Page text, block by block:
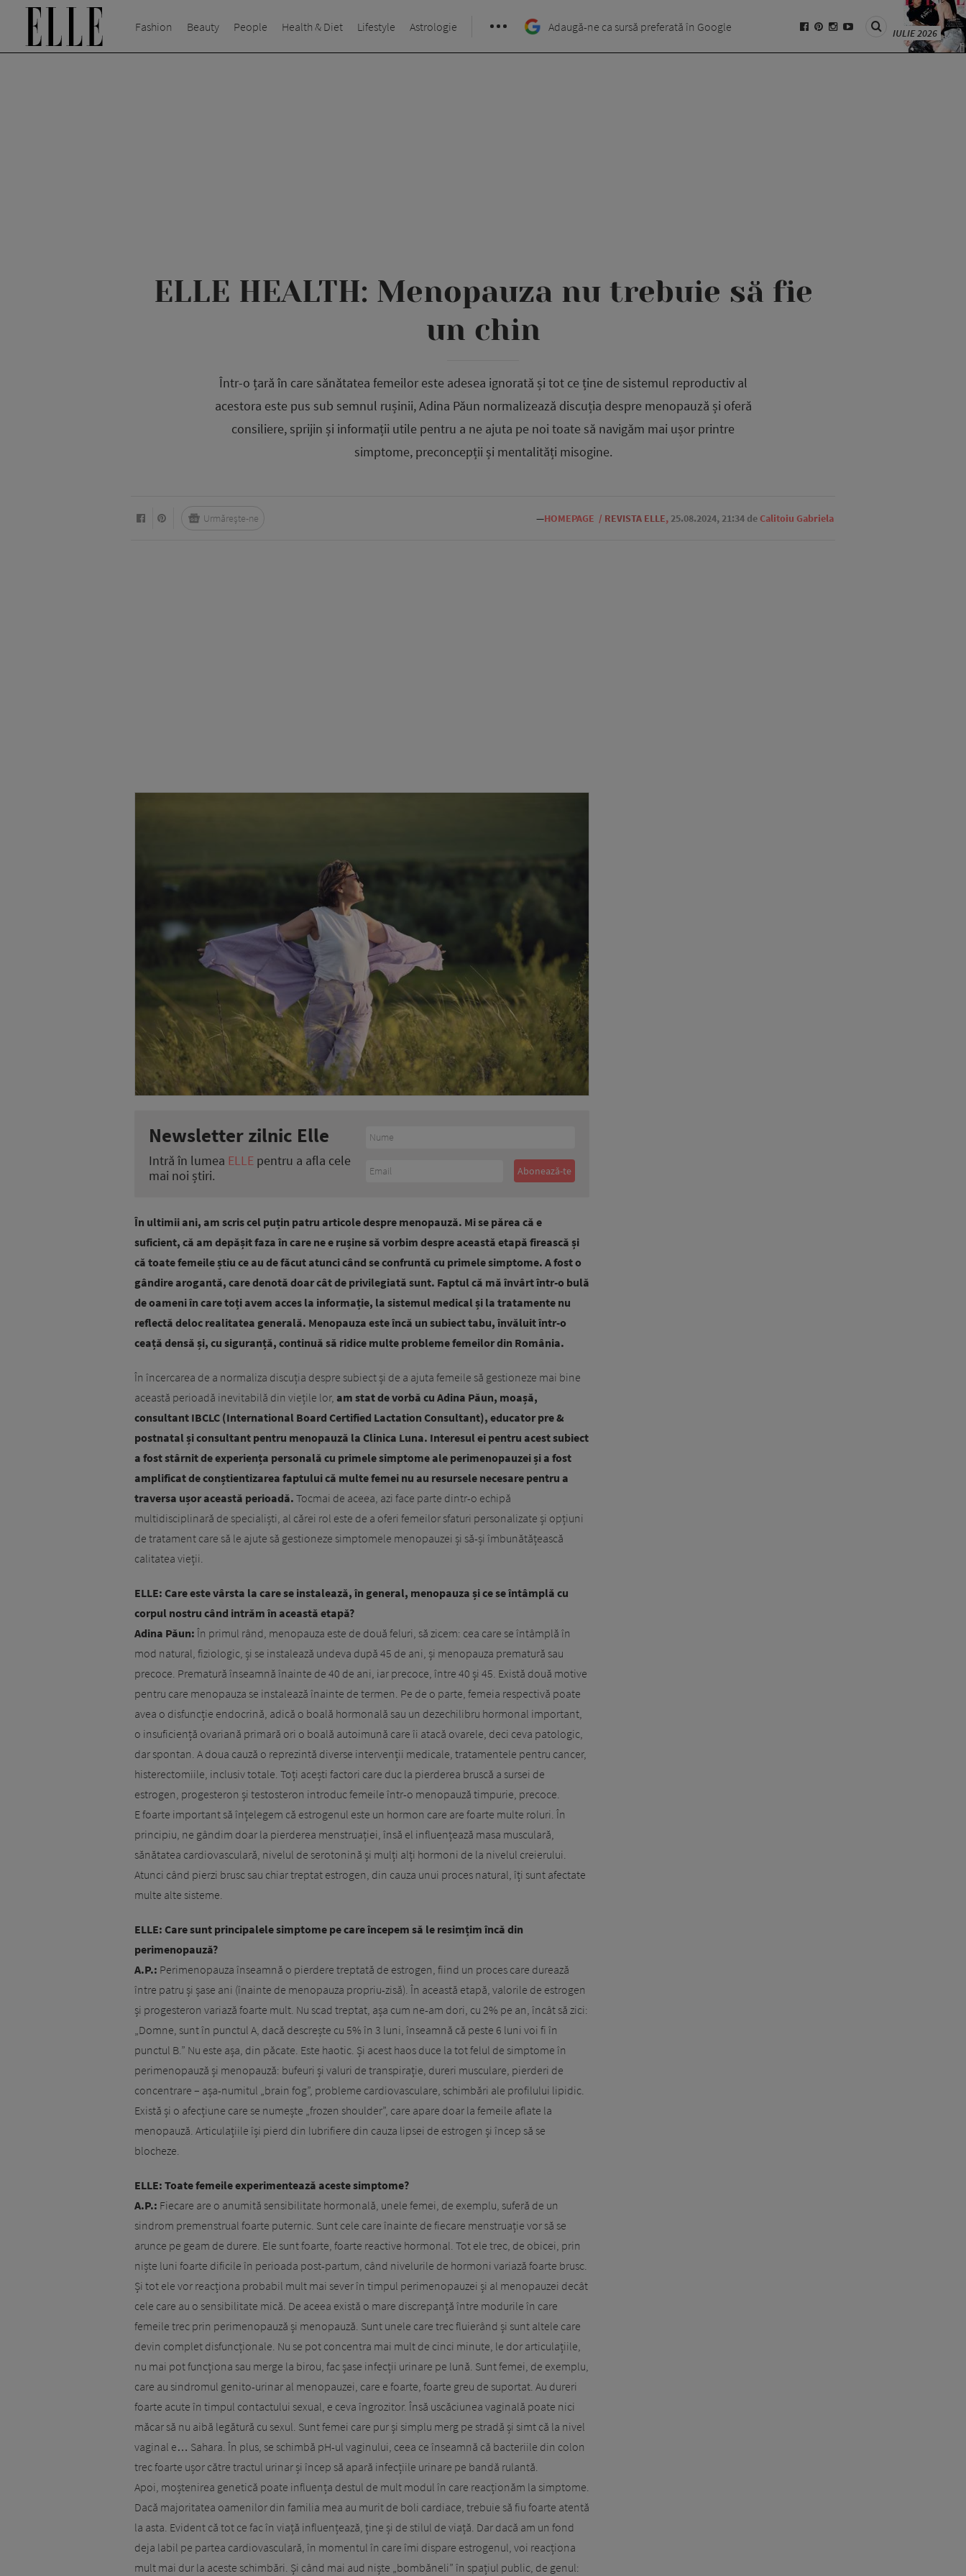
Fashion Beauty People Health & Diet Lifestyle Astrologie Adaugă-ne ca sursă preferată în Google IULIE 2026
ELLE HEALTH: Menopauza nu trebuie să fie
un chin
Într-o țară în care sănătatea femeilor este adesea ignorată și tot ce ține de sistemul reproductiv al
acestora este pus sub semnul rușinii, Adina Păun normalizează discuția despre menopauză și oferă
consiliere, sprijin și informații utile pentru a ne ajuta pe noi toate să navigăm mai ușor printre
simptome, preconcepții și mentalități misogine.
—HOMEPAGE / REVISTA ELLE, 25.08.2024, 21:34 deCalitoiu Gabriela
Urmărește-ne
Newsletter zilnic Elle
Intră în lumea ELLE pentru a afla cele
mai noi știri.
În ultimii ani, am scris cel puțin patru articole despre menopauză. Mi se părea că e
suficient, că am depășit faza în care ne e rușine să vorbim despre această etapă firească și
că toate femeile știu ce au de făcut atunci când se confruntă cu primele simptome. A fost o
gândire arogantă, care denotă doar cât de privilegiată sunt. Faptul că mă învârt într-o bulă
de oameni în care toți avem acces la informație, la sistemul medical și la tratamente nu
reflectă deloc realitatea generală. Menopauza este încă un subiect tabu, învăluit într-o
ceață densă și, cu siguranță, continuă să ridice multe probleme femeilor din România.
În încercarea de a normaliza discuția despre subiect și de a ajuta femeile să gestioneze mai bine
această perioadă inevitabilă din viețile lor, am stat de vorbă cu Adina Păun, moașă,
consultant IBCLC (International Board Certified Lactation Consultant), educator pre &
postnatal și consultant pentru menopauză la Clinica Luna. Interesul ei pentru acest subiect
a fost stârnit de experiența personală cu primele simptome ale perimenopauzei și a fost
amplificat de conștientizarea faptului că multe femei nu au resursele necesare pentru a
traversa ușor această perioadă. Tocmai de aceea, azi face parte dintr-o echipă
multidisciplinară de specialiști, al cărei rol este de a oferi femeilor sfaturi personalizate și opțiuni
de tratament care să le ajute să gestioneze simptomele menopauzei și să-și îmbunătățească
calitatea vieții.
ELLE: Care este vârsta la care se instalează, în general, menopauza și ce se întâmplă cu
corpul nostru când intrăm în această etapă?
Adina Păun: În primul rând, menopauza este de două feluri, să zicem: cea care se întâmplă în
mod natural, fiziologic, și se instalează undeva după 45 de ani, și menopauza prematură sau
precoce. Prematură înseamnă înainte de 40 de ani, iar precoce, între 40 și 45. Există două motive
pentru care menopauza se instalează înainte de termen. Pe de o parte, femeia respectivă poate
avea o disfuncție endocrină, adică o boală hormonală sau un dezechilibru hormonal important,
o insuficiență ovariană primară ori o boală autoimună care îi atacă ovarele, deci ceva patologic,
dar spontan. A doua cauză o reprezintă diverse intervenții medicale, tratamentele pentru cancer,
histerectomiile, inclusiv totale. Toți acești factori care duc la pierderea bruscă a sursei de
estrogen, progesteron și testosteron introduc femeile într-o menopauză timpurie, precoce.
E foarte important să înțelegem că estrogenul este un hormon care are foarte multe roluri. În
principiu, ne gândim doar la pierderea menstruației, însă el influențează masa musculară,
sănătatea cardiovasculară, nivelul de serotonină și mulți alți hormoni de la nivelul creierului.
Atunci când pierzi brusc sau chiar treptat estrogen, din cauza unui proces natural, îți sunt afectate
multe alte sisteme.
ELLE: Care sunt principalele simptome pe care începem să le resimțim încă din
perimenopauză?
A.P.: Perimenopauza înseamnă o pierdere treptată de estrogen, fiind un proces care durează
între patru și șase ani (înainte de menopauza propriu-zisă). În această etapă, valorile de estrogen
și progesteron variază foarte mult. Nu scad treptat, așa cum ne-am dori, cu 2% pe an, încât să zici:
„Domne, sunt în punctul A, dacă descrește cu 5% în 3 luni, înseamnă că peste 6 luni voi fi în
punctul B.” Nu este așa, din păcate. Este haotic. Și acest haos duce la tot felul de simptome în
perimenopauză și menopauză: bufeuri și valuri de transpirație, dureri musculare, pierderi de
concentrare – așa-numitul „brain fog”, probleme cardiovasculare, schimbări ale profilului lipidic.
Există și o afecțiune care se numește „frozen shoulder”, care apare doar la femeile aflate la
menopauză. Articulațiile își pierd din lubrifiere din cauza lipsei de estrogen și încep să se
blocheze.
ELLE: Toate femeile experimentează aceste simptome?
A.P.: Fiecare are o anumită sensibilitate hormonală, unele femei, de exemplu, suferă de un
sindrom premenstrual foarte puternic. Sunt cele care înainte de fiecare menstruație vor să se
arunce pe geam de durere. Ele sunt foarte, foarte reactive hormonal. Tot ele trec, de obicei, prin
niște luni foarte dificile în perioada post-partum, când nivelurile de hormoni variază foarte brusc.
Și tot ele vor reacționa probabil mult mai sever în timpul perimenopauzei și al menopauzei decât
cele care au o sensibilitate mică. De aceea există o mare discrepanță între modurile în care
femeile trec prin perimenopauză și menopauză. Sunt unele care trec fluierând și sunt altele care
devin complet disfuncționale. Nu se pot concentra mai mult de cinci minute, le dor articulațiile,
nu mai pot funcționa sau merge la birou, fac șase infecții urinare pe lună. Sunt femei, de exemplu,
care au sindromul genito-urinar al menopauzei, care e foarte, foarte greu de suportat. Au dureri
foarte acute în timpul contactului sexual, e ceva îngrozitor. Însă uscăciunea vaginală poate nici
măcar să nu aibă legătură cu sexul. Sunt femei care pur și simplu merg pe stradă și simt că la nivel
vaginal e… Sahara. În plus, se schimbă pH-ul vaginului, ceea ce înseamnă că bacteriile din colon
trec foarte ușor către tractul urinar și încep să apară infecțiile urinare pe bandă rulantă.
Apoi, moștenirea genetică poate influența destul de mult modul în care reacționăm la simptome.
Dacă majoritatea oamenilor din familia mea au murit de boli cardiace, trebuie să fiu foarte atentă
la asta. Evident că tot ce fac în viață influențează, ține și de stilul de viață. Dar dacă am un fond
deja labil pe partea cardiovasculară, în momentul în care îmi dispare estrogenul, voi reacționa
mult mai dur la aceste schimbări. Și când mai aud niște „bombăneli” în spațiul public, de genul: